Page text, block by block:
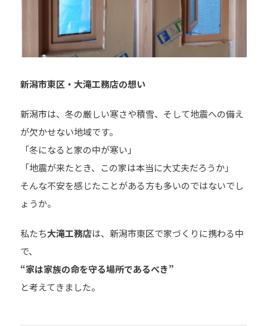
新潟市東区・大滝工務店の想い
新潟市は、冬の厳しい寒さや積雪、そして地震への備え
が欠かせない地域です。
「冬になると家の中が寒い」
「地震が来たとき、この家は本当に大丈夫だろうか」
そんな不安を感じたことがある方も多いのではないでし
ょうか。
私たち大滝工務店は、新潟市東区で家づくりに携わる中
で、
“家は家族の命を守る場所であるべき”
と考えてきました。